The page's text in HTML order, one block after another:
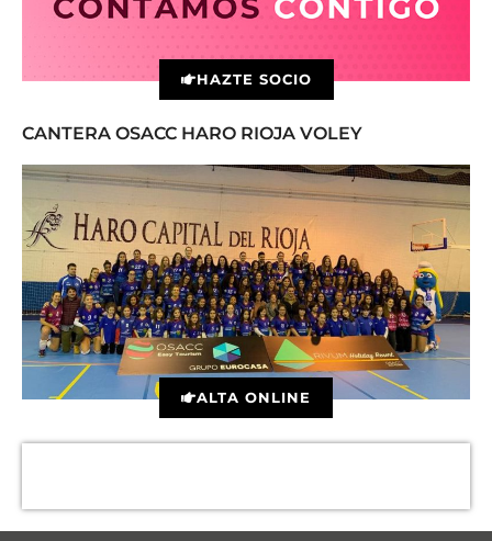
HAZTE SOCIO
CANTERA OSACC HARO RIOJA VOLEY
ALTA ONLINE